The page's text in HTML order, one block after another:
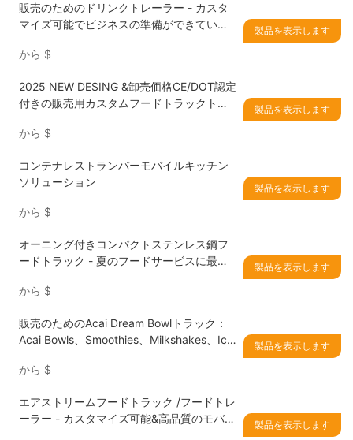
販売のためのドリンクトレーラー - カスタ
マイズ可能でビジネスの準備ができていま
から $
製品を表示します
2025 NEW DESING &卸売価格CE/DOT認定
付きの販売用カスタムフードトラックトレ
から $
製品を表示します
コンテナレストランバーモバイルキッチン
ソリューション
から $
製品を表示します
オーニング付きコンパクトステンレス鋼フ
ードトラック - 夏のフードサービスに最適
から $
製品を表示します
販売のためのAcai Dream Bowlトラック：
Acai Bowls、Smoothies、Milkshakes、Ice
ション
から $
製品を表示します
エアストリームフードトラック /フードトレ
ーラー - カスタマイズ可能&高品質のモバイ
製品を表示します